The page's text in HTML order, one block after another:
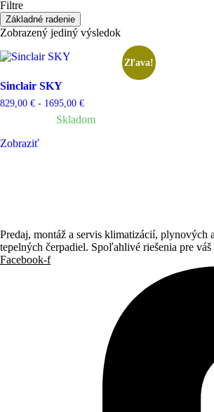
Filtre
Základné radenie
Zobrazený jediný výsledok
Zľava!
Sinclair SKY
829,00 € - 1695,00 €
Skladom
Zobraziť
Predaj, montáž a servis klimatizácií, plynových
tepelných čerpadiel. Spoľahlivé riešenia pre
Facebook-f